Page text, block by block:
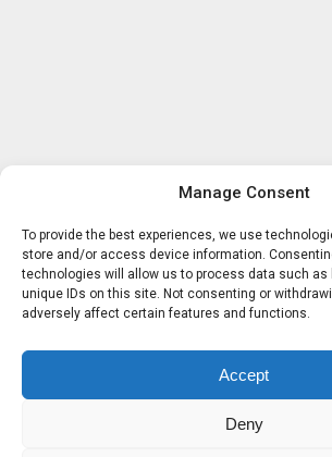
Manage Consent
To provide the best experiences, we use
store and/or access device information.
technologies will allow us to process data such as
unique IDs on this site. Not consenting or
adversely affect certain features and functions.
Accept
Deny